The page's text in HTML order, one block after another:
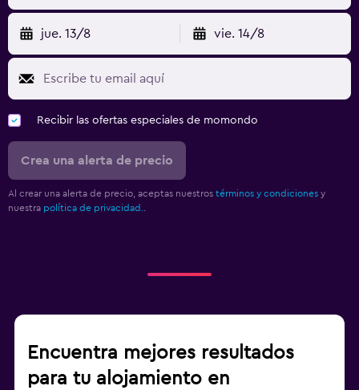
jue. 13/8 vie. 14/8
Recibir las ofertas especiales de momondo
Crea una alerta de precio
Al crear una alerta de precio, aceptas nuestros términos y condiciones y
nuestra política de privacidad.
Encuentra mejores resultados
para tu alojamiento en